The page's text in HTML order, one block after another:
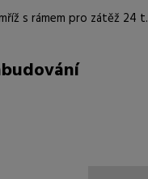
s rámem pro zátěž 24 t.